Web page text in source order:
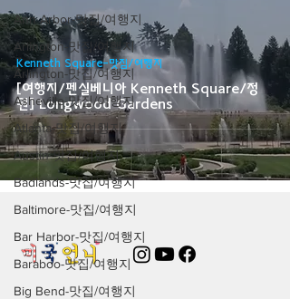
Ann Arbor-맛집/여행지
Arlington-맛집/여행지
Arlington-맛집/여행지
Asheville-맛집/여행지
Atlanta-맛집/여행지
Austin-맛집/여행지
Badlands-맛집/여행지
Baltimore-맛집/여행지
Bar Harbor-맛집/여행지
Baraboo-맛집/여행지
Big Bend-맛집/여행지
[여행지/펜실베니아 Kenneth Square/정
원] Longwood Gardens
Kenneth Square-맛집/여행지